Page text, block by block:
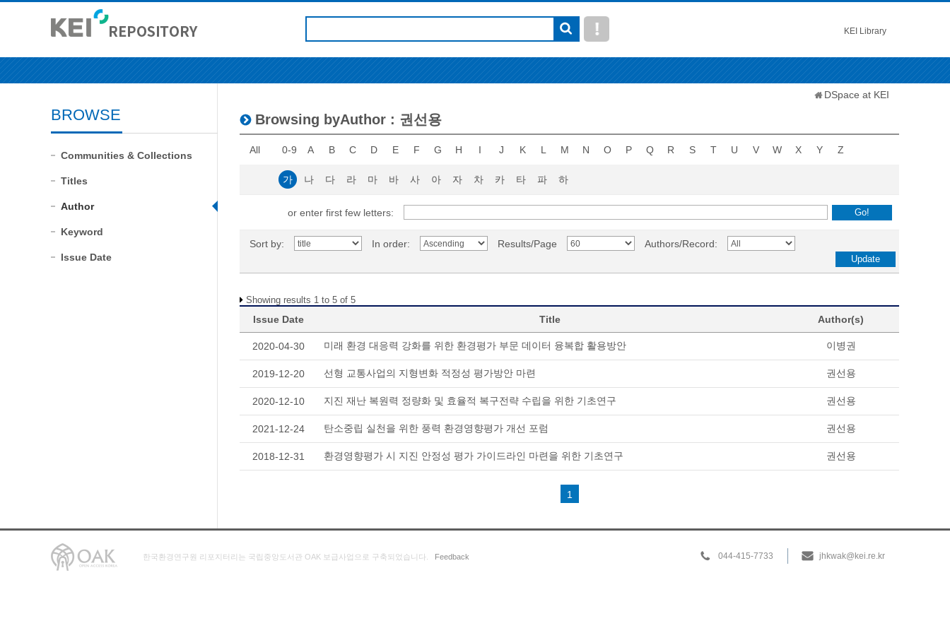
KEI Library
BROWSE
Communities & Collections
Titles
Author
Keyword
Issue Date
DSpace at KEI
Browsing byAuthor : 권선용
All 0-9 A B C D E F G H I J K L M N O P Q R S T U V W X Y Z
가 나 다 라 마 바 사 아 자 차 카 타 파 하
or enter first few letters:
Sort by: In order: Results/Page Authors/Record:
Showing results 1 to 5 of 5
Issue Date Title Author(s)
2020-04-30 미래 환경 대응력 강화를 위한 환경평가 부문 데이터 융복합 활용방안 이병권
2019-12-20 선형 교통사업의 지형변화 적정성 평가방안 마련 권선용
2020-12-10 지진 재난 복원력 정량화 및 효율적 복구전략 수립을 위한 기초연구 권선용
2021-12-24 탄소중립 실천을 위한 풍력 환경영향평가 개선 포럼 권선용
2018-12-31 환경영향평가 시 지진 안정성 평가 가이드라인 마련을 위한 기초연구 권선용
1
044-415-7733 jhkwak@kei.re.kr
한국환경연구원 리포지터리는 국립중앙도서관 OAK 보급사업으로 구축되었습니다. Feedback